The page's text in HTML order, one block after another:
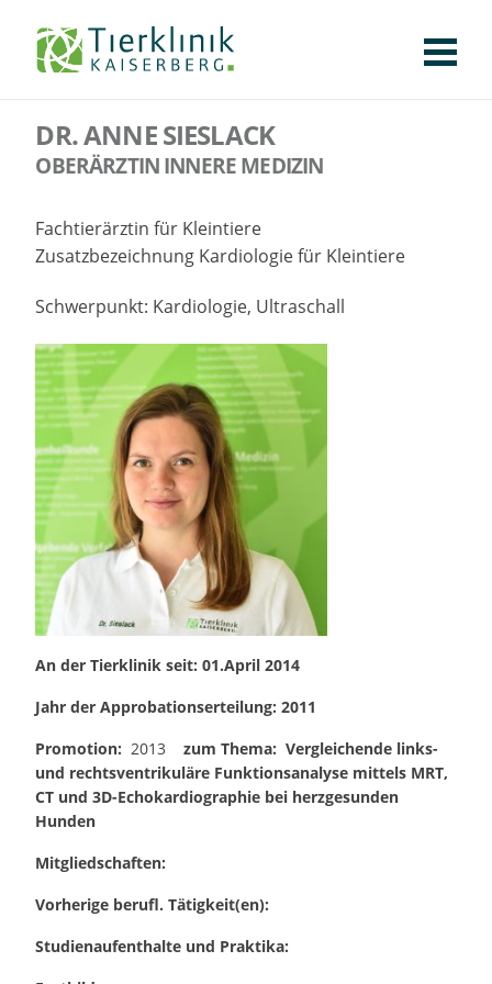
KLINIK
TEAM
STELLENANGEBOTE
WILDTIERE
AKTUELLES
KARRIERE
VERANSTALTUNGEN
PUBLIKATIONEN
DOWNLOADS
LEXIKON
KONTAKT
Tierklinik
Kaiserberg
DR. ANNE SIESLACK
OBERÄRZTIN INNERE MEDIZIN
Fachtierärztin für Kleintiere
Zusatzbezeichnung Kardiologie für Kleintiere
Schwerpunkt: Kardiologie, Ultraschall
An der Tierklinik seit: 01.April 2014
Jahr der Approbationserteilung: 2011
Promotion: 2013zum Thema: Vergleichende links-
und rechtsventrikuläre Funktionsanalyse mittels MRT,
CT und 3D-Echokardiographie bei herzgesunden
Hunden
Mitgliedschaften:
Vorherige berufl. Tätigkeit(en):
Studienaufenthalte und Praktika: